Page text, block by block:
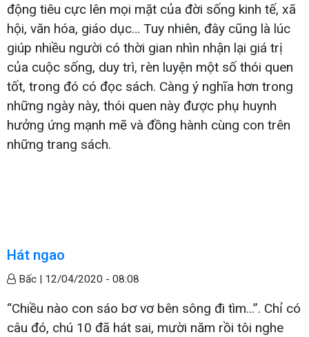
động tiêu cực lên mọi mặt của đời sống kinh tế, xã
hội, văn hóa, giáo dục… Tuy nhiên, đây cũng là lúc
giúp nhiều người có thời gian nhìn nhận lại giá trị
của cuộc sống, duy trì, rèn luyện một số thói quen
tốt, trong đó có đọc sách. Càng ý nghĩa hơn trong
những ngày này, thói quen này được phụ huynh
hưởng ứng mạnh mẽ và đồng hành cùng con trên
những trang sách.
Hát ngao
Bấc | 12/04/2020 - 08:08
“Chiều nào con sáo bơ vơ bên sông đi tìm...”. Chỉ có
câu đó, chú 10 đã hát sai, mười năm rồi tôi nghe